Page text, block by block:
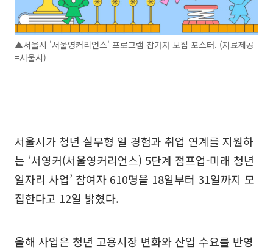
▲서울시 '서울영커리언스' 프로그램 참가자 모집 포스터. (자료제공
=서울시)
서울시가 청년 실무형 일 경험과 취업 연계를 지원하
는 ‘서영커(서울영커리언스) 5단계 점프업-미래 청년
일자리 사업’ 참여자 610명을 18일부터 31일까지 모
집한다고 12일 밝혔다.
올해 사업은 청년 고용시장 변화와 산업 수요를 반영